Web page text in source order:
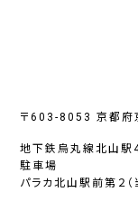
〒603-8053 京都府
地下鉄烏丸線北山
駐車場
パラカ北山駅前第２